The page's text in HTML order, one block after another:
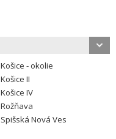
Košice - okolie
Košice II
Košice IV
Rožňava
Spišská Nová Ves